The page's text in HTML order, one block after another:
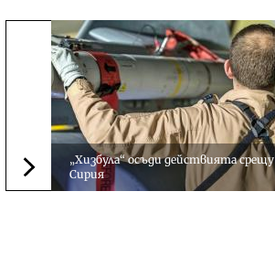
Следваща новина
„Хизбула“ осъди действията срещу
Сирия